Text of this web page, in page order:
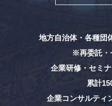
地方自治体・各種
※再委託・
企業研修・セミ
累計
企業コンサルテ